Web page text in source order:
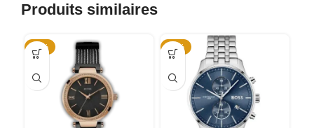
Produits similaires
-55% -52%